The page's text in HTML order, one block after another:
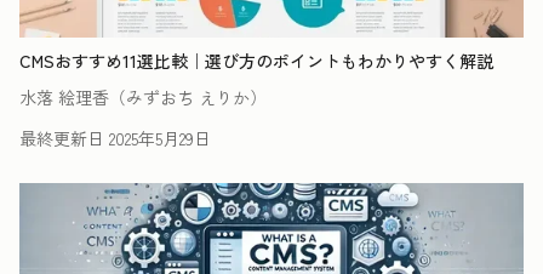
CMSおすすめ11選比較｜選び方のポイントもわかりやすく解説
水落 絵理香（みずおち えりか）
最終更新日 2025年5月29日